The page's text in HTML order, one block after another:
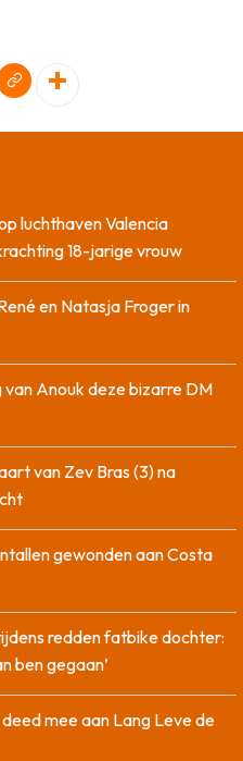
luchthaven Valencia
18-jarige vrouw
en Natasja Froger in
Anouk deze bizarre DM
van Zev Bras (3) na
gewonden aan Costa
redden fatbike dochter:
ben gegaan’
mee aan Lang Leve de